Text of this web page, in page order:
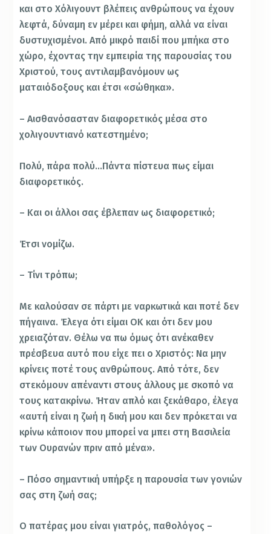
και στο Χόλιγουντ βλέπεις ανθρώπους να έχουν
λεφτά, δύναμη εν μέρει και φήμη, αλλά να είναι
δυστυχισμένοι. Από μικρό παιδί που μπήκα στο
χώρο, έχοντας την εμπειρία της παρουσίας του
Χριστού, τους αντιλαμβανόμουν ως
ματαιόδοξους και έτσι «σώθηκα».
– Αισθανόσασταν διαφορετικός μέσα στο
χολιγουντιανό κατεστημένο;
Πολύ, πάρα πολύ…Πάντα πίστευα πως είμαι
διαφορετικός.
– Και οι άλλοι σας έβλεπαν ως διαφορετικό;
Έτσι νομίζω.
– Τίνι τρόπω;
Με καλούσαν σε πάρτι με ναρκωτικά και ποτέ δεν
πήγαινα. Έλεγα ότι είμαι ΟΚ και ότι δεν μου
χρειαζόταν. Θέλω να πω όμως ότι ανέκαθεν
πρέσβευα αυτό που είχε πει ο Χριστός: Να μην
κρίνεις ποτέ τους ανθρώπους. Από τότε, δεν
στεκόμουν απέναντι στους άλλους με σκοπό να
τους κατακρίνω. Ήταν απλό και ξεκάθαρο, έλεγα
«αυτή είναι η ζωή η δική μου και δεν πρόκεται να
κρίνω κάποιον που μπορεί να μπει στη Βασιλεία
των Ουρανών πριν από μένα».
– Πόσο σημαντική υπήρξε η παρουσία των γονιών
σας στη ζωή σας;
Ο πατέρας μου είναι γιατρός, παθολόγος –